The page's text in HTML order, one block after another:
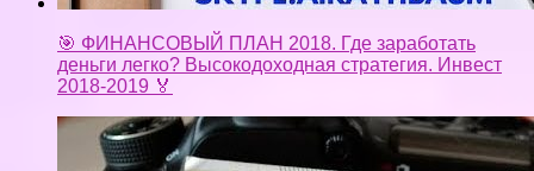
🎯 ФИНАНСОВЫЙ ПЛАН 2018. Где заработать
деньги легко? Высокодоходная стратегия. Инвест
2018-2019 🏅